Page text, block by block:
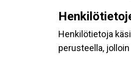
Henkilötietoja
perusteella,